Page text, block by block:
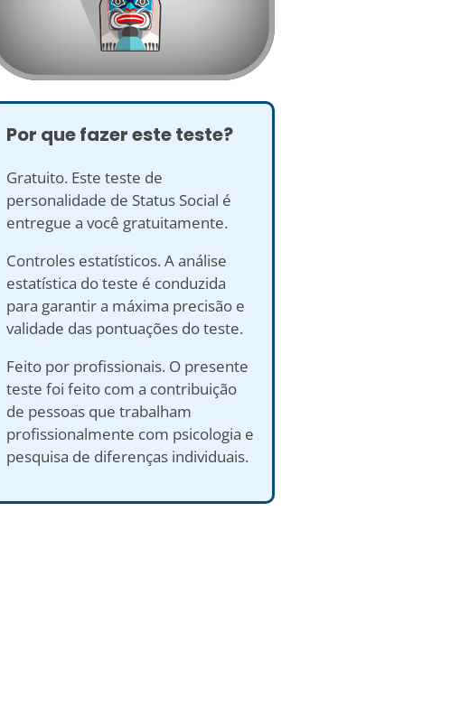
Por que fazer este teste?
Gratuito. Este teste de
personalidade de Status Social é
entregue a você gratuitamente.
Controles estatísticos. A análise
estatística do teste é conduzida
para garantir a máxima precisão e
validade das pontuações do teste.
Feito por profissionais. O presente
teste foi feito com a contribuição
de pessoas que trabalham
profissionalmente com psicologia e
pesquisa de diferenças individuais.